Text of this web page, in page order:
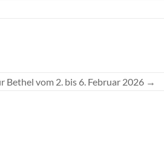
Bethel vom 2. bis 6. Februar 2026 →